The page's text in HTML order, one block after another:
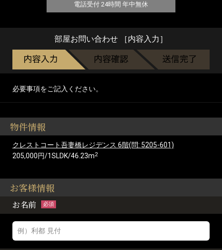
電話受付 24時間 年中無休
部屋お問い合わせ ［内容入力］
必要事項をご記入ください。
物件情報
クレストコート吾妻橋レジデンス 6階(問: 5205-601)
205,000円/1SLDK/46.23m2
お客様情報
お名前 必須